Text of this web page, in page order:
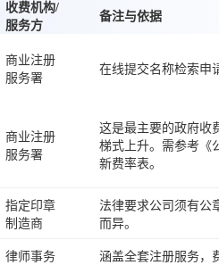
收费机构/
服务方
备注与依据
商业注册
服务署
在线提交名称检索申
商业注册
服务署
这是最主要的政府收
梯式上升。需参考《
新费率表。
指定印章
制造商
法律要求公司须有公
而异。
律师事务
涵盖全套注册服务，